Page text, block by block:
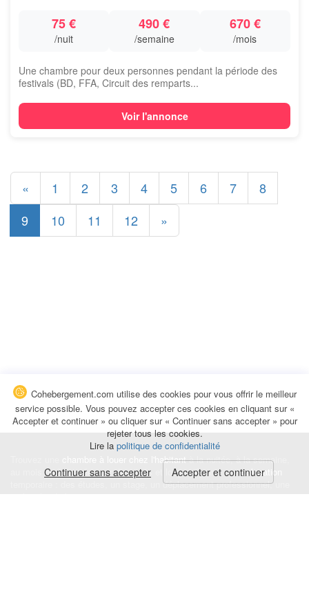
75 €
/nuit
490 €
/semaine
670 €
/mois
Une chambre pour deux personnes pendant la période des
festivals (BD, FFA, Circuit des remparts...
Voir l'annonce
« 1 2 3 4 5 6 7
8
9
10 11 12 »
chambre à louer chez l'habitantà la nuitée, à la semaine,
au mois ou à l'année pour de courts et longs séjours, unecolocation
temporaire : des études, un stage, un déplacement professionnel, une
Cohebergement.com utilise des cookies pour vous offrir le meilleur
service possible. Vous pouvez accepter ces cookies en cliquant sur «
Accepter et continuer » ou cliquer sur « Continuer sans accepter » pour
rejeter tous les cookies.
Lire la politique de confidentialité
Continuer sans accepter Accepter et continuer